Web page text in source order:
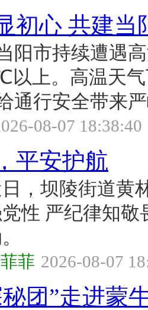
初心 共建当
阳市持续遭遇
以上。高温天
通行安全带来
08-07 18:38:40
平安护航
，坝陵街道黄
性 严纪律知敬
菲 2026-08-07
团”走进蒙